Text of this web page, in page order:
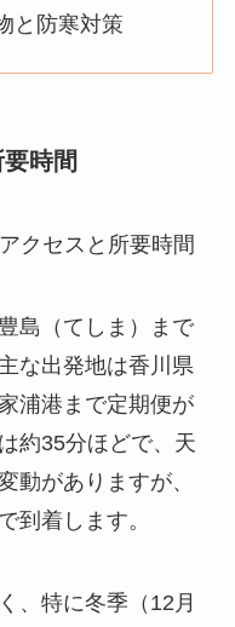
と防寒対策
時間
島（てしま）まで
な出発地は香川県
浦港まで定期便が
約35分ほどで、天
動がありますが、
到着します。
、特に冬季（12月